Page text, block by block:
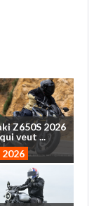
Z650S 2026
veut ...